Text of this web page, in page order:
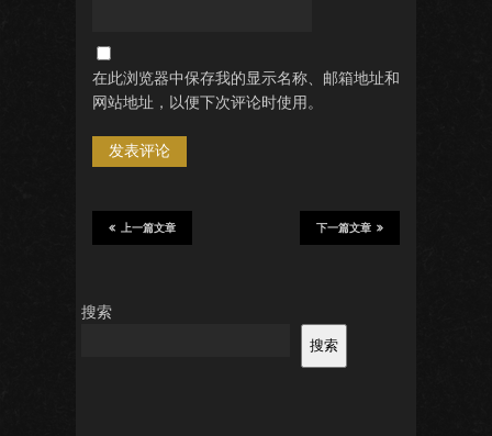
在此浏览器中保存我的显示名称、邮箱地址和
网站地址，以便下次评论时使用。
下一篇文章
上一篇文章
搜索
搜索